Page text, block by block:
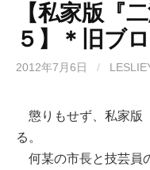
【私家版『
５】＊旧ブ
2012年7月6日 /
懲りもせず、私家版
る。
何某の市長と技芸員